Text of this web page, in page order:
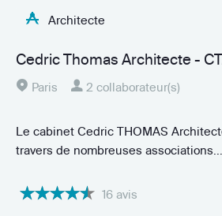
Architecte
Cedric Thomas Architecte -
Paris 2 collaborateur(s)
Le cabinet Cedric THOMAS
travers de nombreuses associations...
16 avis